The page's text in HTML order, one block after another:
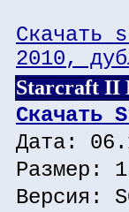
Скачать
2010,
Starcraft II
Скачать
Дата:
Размер:
Версия: